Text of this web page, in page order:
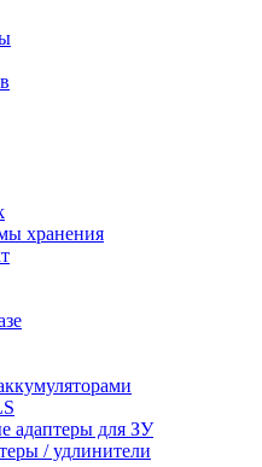
хранения
адаптеры для ЗУ
/ удлинители